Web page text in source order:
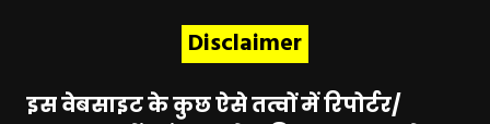
Disclaimer
इस वेबसाइट के कुछ ऐसे तत्वों में रिपोर्टर/